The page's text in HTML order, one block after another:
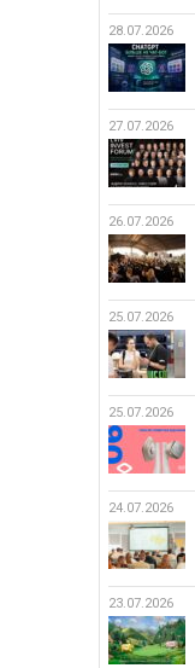
28.07.2026
27.07.2026
26.07.2026
25.07.2026
25.07.2026
24.07.2026
23.07.2026